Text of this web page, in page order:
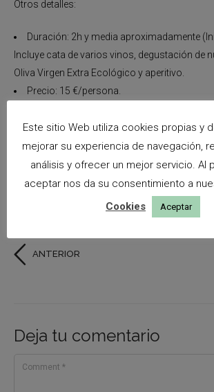
Otros detalles:
Duración: 2h y media aproximadamente
Incluye cata de varios vinos, degustación de
Oliva Virgen Extra Ecológico y aperitivo.
Precio: 15 €/persona.
Obligatorio el uso de mascarilla durante la
Para la visita al viñedo será necesario el
propio (camino de fácil acceso). Esta visita
cambios en las condiciones climatológicas.
Recomendable calzado cómodo para la
ANTERIOR
Deja tu comentario
Este sitio Web utiliza cookies propias y
mejorar su experiencia de navegación,
análisis y ofrecer un mejor servicio. Al
aceptar nos da su consentimiento a
Cookies
Aceptar